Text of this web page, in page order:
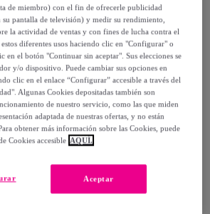
Están agotándose
de miembro) con el fin de ofrecerle publicidad
pantalla de televisión) y medir su rendimiento,
la actividad de ventas y con fines de lucha contra el
diferentes usos haciendo clic en "Configurar" o
en el botón "Continuar sin aceptar". Sus elecciones se
y/o dispositivo. Puede cambiar sus opciones en
clic en el enlace “Configurar” accesible a través del
Algunas Cookies depositadas también son
de nuestro servicio, como las que miden
adaptada de nuestras ofertas, y no están
obtener más información sobre las Cookies, puede
Cookies accesible AQUÍ.
Aceptar